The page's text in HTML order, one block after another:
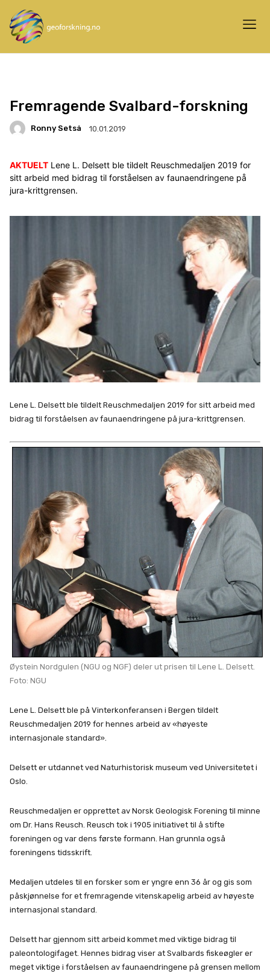
Fremragende Svalbard-forskning
Ronny Setså 10.01.2019
AKTUELT Lene L. Delsett ble tildelt Reuschmedaljen 2019 for
sitt arbeid med bidrag til forståelsen av faunaendringene på
jura-krittgrensen.
Lene L. Delsett ble tildelt Reuschmedaljen 2019 for sitt arbeid med
bidrag til forståelsen av faunaendringene på jura-krittgrensen.
Øystein Nordgulen (NGU og NGF) deler ut prisen til Lene L. Delsett.
Foto: NGU
Lene L. Delsett ble på Vinterkonferansen i Bergen tildelt
Reuschmedaljen 2019 for hennes arbeid av «høyeste
internasjonale standard».
Delsett er utdannet ved Naturhistorisk museum ved Universitetet i
Oslo.
Reuschmedaljen er opprettet av Norsk Geologisk Forening til minne
om Dr. Hans Reusch. Reusch tok i 1905 initiativet til å stifte
foreningen og var dens første formann. Han grunnla også
foreningens tidsskrift.
Medaljen utdeles til en forsker som er yngre enn 36 år og gis som
påskjønnelse for et fremragende vitenskapelig arbeid av høyeste
internasjonal standard.
Delsett har gjennom sitt arbeid kommet med viktige bidrag til
paleontologifaget. Hennes bidrag viser at Svalbards fiskeøgler er
meget viktige i forståelsen av faunaendringene på grensen mellom